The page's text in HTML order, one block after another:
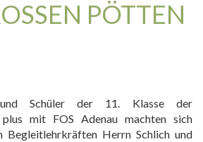
PÖTTEN
und Schüler der 11. Klasse der
plus mit FOS Adenau machten sich
Begleitlehrkräften Herrn Schlich und